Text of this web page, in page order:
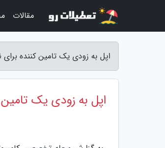
اپل به زودی یک تامین کننده
اپل به زودی یک تامین
مقالات